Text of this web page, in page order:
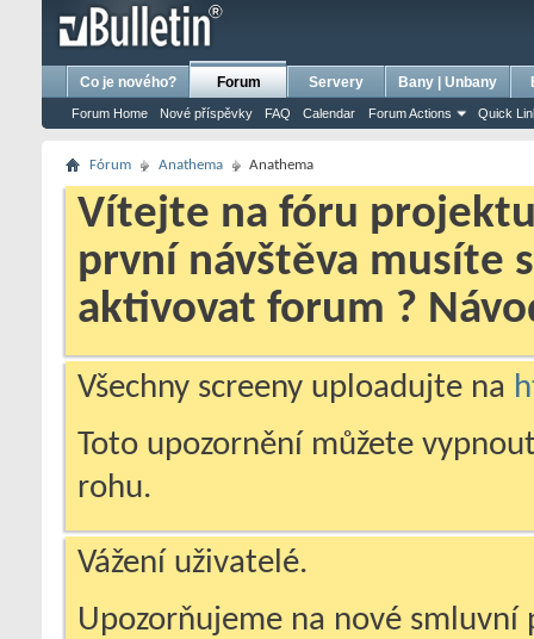
Co je nového? Forum
Forum Home Nové příspěvky FAQ Calendar Forum Actions Quick
Servery Bany | Unbany
Fórum Anathema Anathema
Vítejte na fóru projektu
první návštěva musíte
aktivovat forum ?
Všechny screeny uploadujte na
Toto upozornění můžete
rohu.
Vážení uživatelé.
Upozorňujeme na nové smluvní